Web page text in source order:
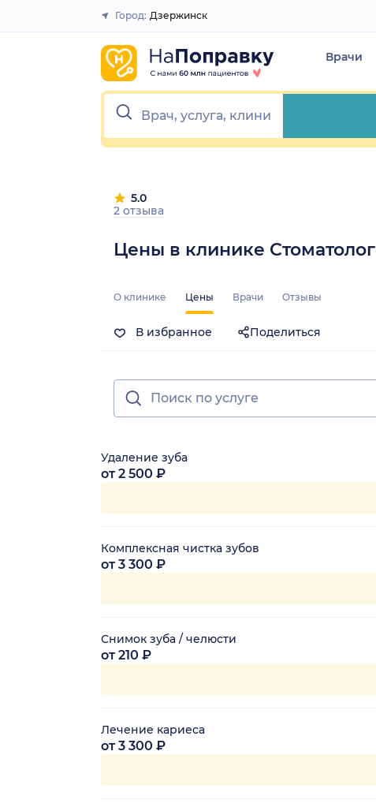
Закрыть
Город: Дзержинск
Врачи
Цены в клинике Стоматолог
5.0
2 отзыва
О клинике Цены Врачи Отзывы
В избранное Поделиться
Удаление зуба
от 2 500 ₽
Комплексная чистка зубов
от 3 300 ₽
Снимок зуба / челюсти
от 210 ₽
Лечение кариеса
от 3 300 ₽